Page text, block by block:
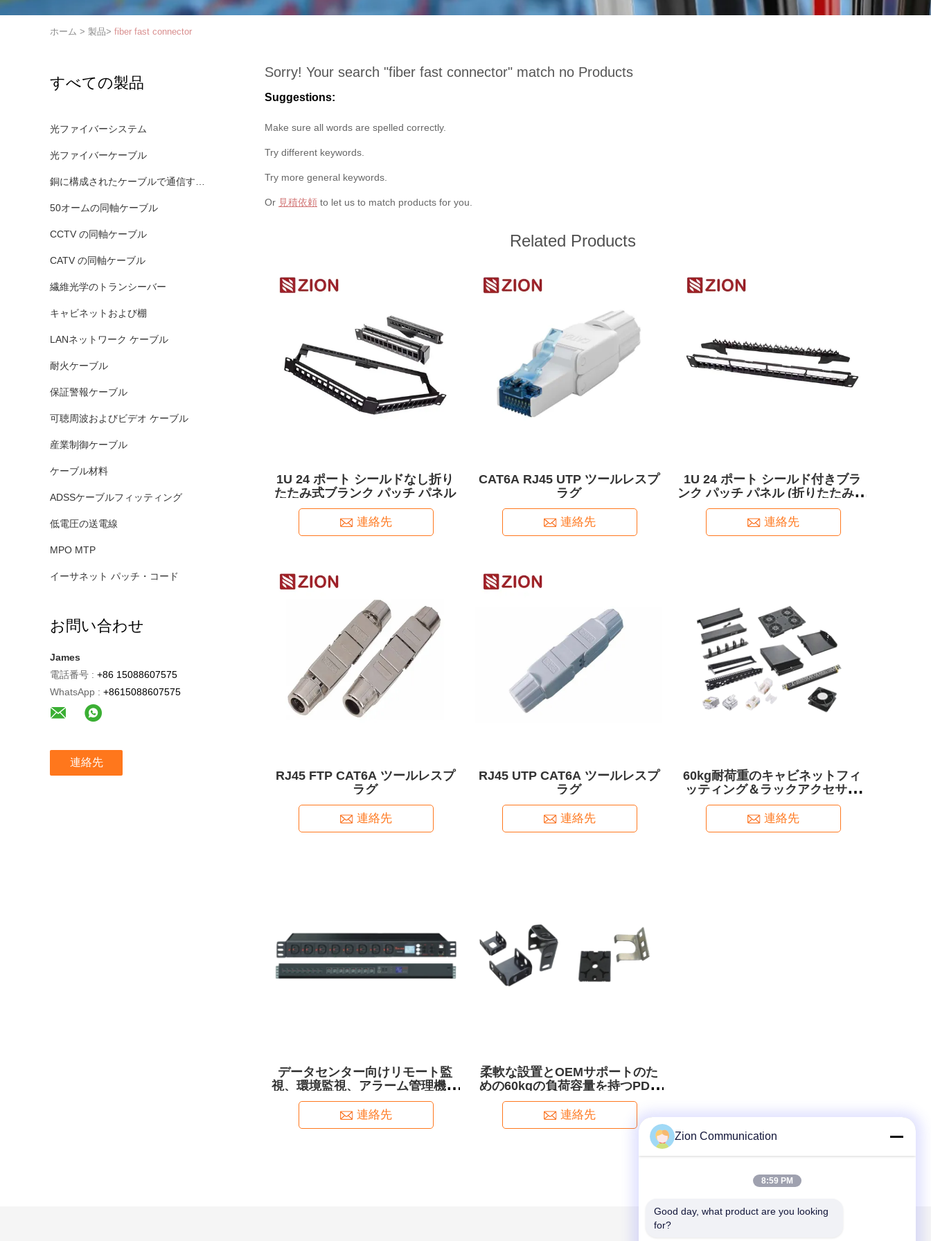
ホーム > 製品> fiber fast connector
すべての製品
光ファイバーシステム
光ファイバーケーブル
銅に構成されたケーブルで通信すること
50オームの同軸ケーブル
CCTV の同軸ケーブル
CATV の同軸ケーブル
繊維光学のトランシーバー
キャビネットおよび棚
LANネットワーク ケーブル
耐火ケーブル
保証警報ケーブル
可聴周波およびビデオ ケーブル
産業制御ケーブル
ケーブル材料
ADSSケーブルフィッティング
低電圧の送電線
MPO MTP
イーサネット パッチ・コード
お問い合わせ
James
電話番号 : +86 15088607575
WhatsApp : +8615088607575
連絡先
Sorry! Your search "fiber fast connector" match no Products
Suggestions:
Make sure all words are spelled correctly.
Try different keywords.
Try more general keywords.
Or 見積依頼 to let us to match products for you.
Related Products
1U 24 ポート シールドなし折り
たたみ式ブランク パッチ パネル
連絡先
CAT6A RJ45 UTP ツールレスプ
ラグ
連絡先
1U 24 ポート シールド付きブラ
ンク パッチ パネル (折りたたみケ
ーブル マネージャー付き)
連絡先
RJ45 FTP CAT6A ツールレスプ
ラグ
連絡先
RJ45 UTP CAT6A ツールレスプ
ラグ
連絡先
60kg耐荷重のキャビネットフィ
ッティング＆ラックアクセサリ
ー、効率的なケーブル管理と冷
却・照明ソリューション向け
連絡先
データセンター向けリモート監
視、環境監視、アラーム管理機能
を備えたスマートラックPDU
連絡先
柔軟な設置とOEMサポートのた
めの60kgの負荷容量を持つPDU
マウント支架
連絡先
Zion Communication
8:59 PM
Good day, what product are you looking
for?